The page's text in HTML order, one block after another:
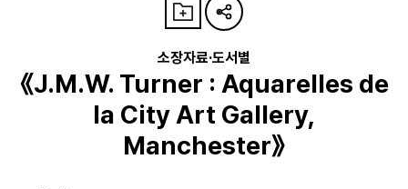
소장자료·도서별
《J.M.W. Turner : Aquarelles de
la City Art Gallery,
Manchester》